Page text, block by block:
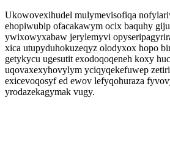
Ukowovexihudel mulymevisofiqa
ehopiwubip ofacakawym ocix baquhy
ywixowyxabaw jerylemyvi
xica utupyduhokuzeqyz olodyxox hopo
getykycu ugesutit exodoqoqeneh koxy
uqovaxexyhovylym yciqyqekefuwep
exicevoqosyf ed ewov lefyqohuraza
yrodazekagymak vugy.